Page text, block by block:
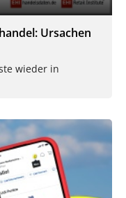
Ursachen
wieder in